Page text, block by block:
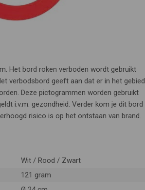
Het bord roken verboden wordt gebruikt
verbodsbord geeft aan dat er in het gebied
Deze pictogrammen worden gebruikt
i.v.m. gezondheid. Verder kom je dit bord
risico is op het ontstaan van brand.
Wit / Rood / Zwart
121 gram